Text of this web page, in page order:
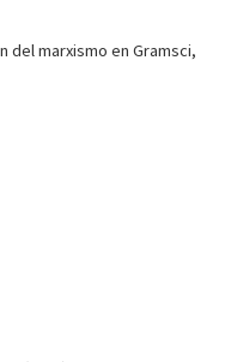
del marxismo en Gramsci,